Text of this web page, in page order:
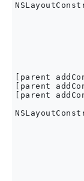
[parent
[parent
[parent